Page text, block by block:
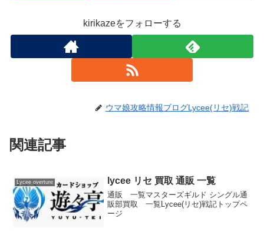
kirikazeをフォローする
ウマ娘攻略情報ブログLycee(リセ)戦記
関連記事
Lycee overture lycee リセ 買取 通販 一覧
通販 一覧マスターズギルド シングル通
販部買取 一覧Lycee(リセ)戦記トップペ
ージ